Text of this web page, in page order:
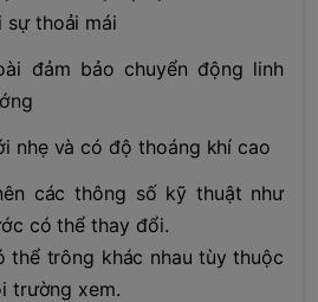
sự thoải mái
đảm bảo chuyển động linh
nhẹ và có độ thoáng khí cao
các thông số kỹ thuật như
có thể thay đổi.
thể trông khác nhau tùy thuộc
trường xem.